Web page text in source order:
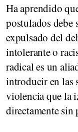
Ha aprendido
postulados debe
expulsado del
intolerante o
radical es un
introducir en las
violencia que la
directamente sin